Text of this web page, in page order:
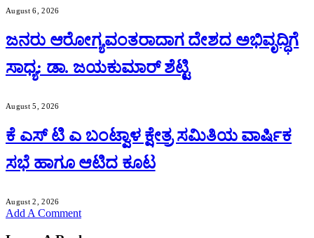
August 6, 2026
ಜನರು ಆರೋಗ್ಯವಂತರಾದಾಗ ದೇಶದ ಅಭಿವೃದ್ಧಿಗೆ
ಸಾಧ್ಯ: ಡಾ. ಜಯಕುಮಾರ್ ಶೆಟ್ಟಿ
August 5, 2026
ಕೆ ಎಸ್ ಟಿ ಎ ಬಂಟ್ವಾಳ ಕ್ಷೇತ್ರ ಸಮಿತಿಯ ವಾರ್ಷಿಕ
ಸಭೆ ಹಾಗೂ ಆಟಿದ ಕೂಟ
August 2, 2026
Add A Comment